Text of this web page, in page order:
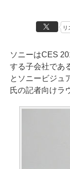
リ
ソニーはCES
する子会社であ
とソニービジュ
氏の記者向けラ